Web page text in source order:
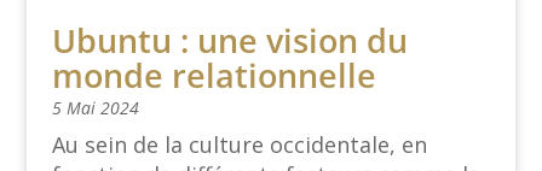
Ubuntu : une vision du
monde relationnelle
5 Mai 2024
Au sein de la culture occidentale, en